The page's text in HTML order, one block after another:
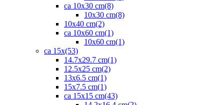
ca 10x30 cm(8)
10x30 cm(8)
10x40 cm(2)
ca 10x60 cm(1)
10x60 cm(1)
ca 15x(53)
14.7x29.7 cm(1)
12.5x25 cm(2)
13x6.5 cm(1)
15x7.5 cm(1)
ca 15x15 cm(43)